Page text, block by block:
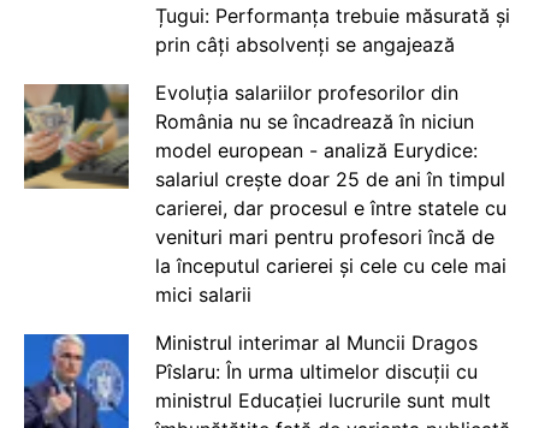
Țugui: Performanța trebuie măsurată și
prin câți absolvenți se angajează
Evoluția salariilor profesorilor din
România nu se încadrează în niciun
model european - analiză Eurydice:
salariul crește doar 25 de ani în timpul
carierei, dar procesul e între statele cu
venituri mari pentru profesori încă de
la începutul carierei și cele cu cele mai
mici salarii
Ministrul interimar al Muncii Dragos
Pîslaru: În urma ultimelor discuții cu
ministrul Educației lucrurile sunt mult